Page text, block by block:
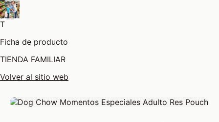
T
Ficha de producto
TIENDA FAMILIAR
Volver al sitio web